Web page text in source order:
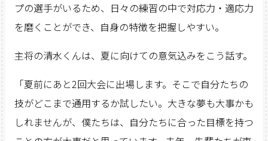
プの選手がいるため、日々の練習の中で対応力・適応力
を磨くことができ、自身の特徴を把握しやすい。
主将の清水くんは、夏に向けての意気込みをこう話す。
「夏前にあと2回大会に出場します。そこで自分たちの
技がどこまで通用するか試したい。大きな夢も大事かも
しれませんが、僕たちは、自分たちに合った目標を持つ